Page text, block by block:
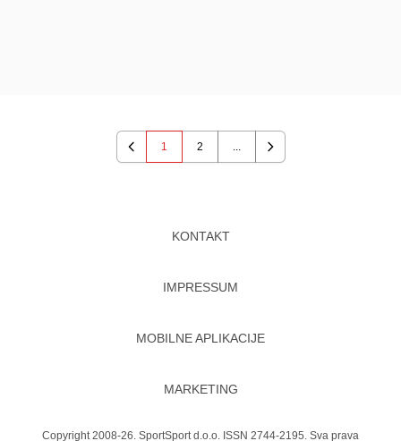
Previous
1 2 ...
Next
KONTAKT
IMPRESSUM
MOBILNE APLIKACIJE
MARKETING
Copyright 2008-26. SportSport d.o.o. ISSN 2744-2195. Sva prava